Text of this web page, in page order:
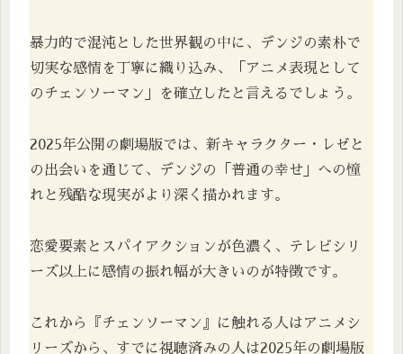
暴力的で混沌とした世界観の中に、デンジの素朴で
切実な感情を丁寧に織り込み、「アニメ表現として
のチェンソーマン」を確立したと言えるでしょう。
2025年公開の劇場版では、新キャラクター・レゼと
の出会いを通じて、デンジの「普通の幸せ」への憧
れと残酷な現実がより深く描かれます。
恋愛要素とスパイアクションが色濃く、テレビシリ
ーズ以上に感情の振れ幅が大きいのが特徴です。
これから『チェンソーマン』に触れる人はアニメシ
リーズから、すでに視聴済みの人は2025年の劇場版